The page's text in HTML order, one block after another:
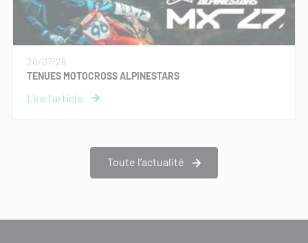
20/07/26
TENUES MOTOCROSS ALPINESTARS
Toute l’actualité